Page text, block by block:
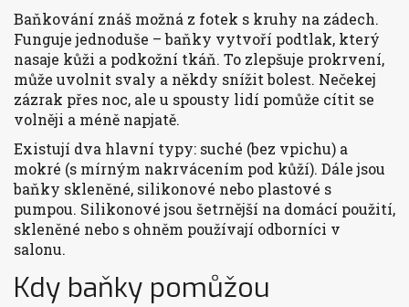
Baňkování znáš možná z fotek s kruhy na zádech.
Funguje jednoduše – baňky vytvoří podtlak, který
nasaje kůži a podkožní tkáň. To zlepšuje prokrvení,
může uvolnit svaly a někdy snížit bolest. Nečekej
zázrak přes noc, ale u spousty lidí pomůže cítit se
volněji a méně napjatě.
Existují dva hlavní typy: suché (bez vpichu) a
mokré (s mírným nakrvácením pod kůží). Dále jsou
baňky skleněné, silikonové nebo plastové s
pumpou. Silikonové jsou šetrnější na domácí použití,
skleněné nebo s ohněm používají odborníci v
salonu.
Kdy baňky pomůžou